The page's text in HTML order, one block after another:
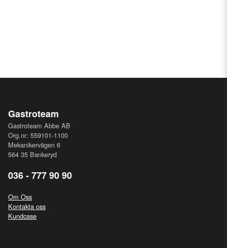
Gastroteam
Gastroteam Abbe AB
Org.nr: 559101-1100
Mekanikervägen 6
564 35 Bankeryd
036 - 777 90 90
Om Oss
Kontakta oss
Kundcase